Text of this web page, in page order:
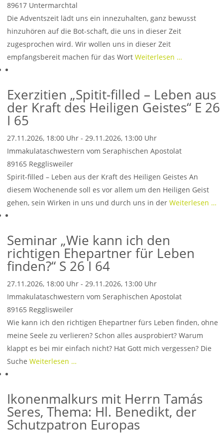
89617 Untermarchtal
Die Adventszeit lädt uns ein innezuhalten, ganz bewusst
hinzuhören auf die Bot-schaft, die uns in dieser Zeit
zugesprochen wird. Wir wollen uns in dieser Zeit
empfangsbereit machen für das Wort Weiterlesen …
Exerzitien „Spitit-filled – Leben aus
der Kraft des Heiligen Geistes“ E 26
I 65
27.11.2026, 18:00 Uhr - 29.11.2026, 13:00 Uhr
Immakulataschwestern vom Seraphischen Apostolat
89165 Regglisweiler
Spirit-filled – Leben aus der Kraft des Heiligen Geistes An
diesem Wochenende soll es vor allem um den Heiligen Geist
gehen, sein Wirken in uns und durch uns in der Weiterlesen …
Seminar „Wie kann ich den
richtigen Ehepartner für Leben
finden?“ S 26 I 64
27.11.2026, 18:00 Uhr - 29.11.2026, 13:00 Uhr
Immakulataschwestern vom Seraphischen Apostolat
89165 Regglisweiler
Wie kann ich den richtigen Ehepartner fürs Leben finden, ohne
meine Seele zu verlieren? Schon alles ausprobiert? Warum
klappt es bei mir einfach nicht? Hat Gott mich vergessen? Die
Suche Weiterlesen …
Ikonenmalkurs mit Herrn Tamás
Seres, Thema: Hl. Benedikt, der
Schutzpatron Europas